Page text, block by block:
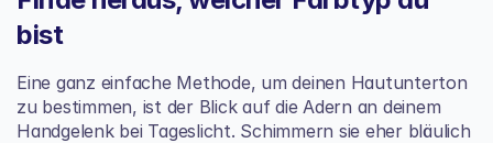
bist
Eine ganz einfache Methode, um deinen Hautunterton
zu bestimmen, ist der Blick auf die Adern an deinem
Handgelenk bei Tageslicht. Schimmern sie eher bläulich